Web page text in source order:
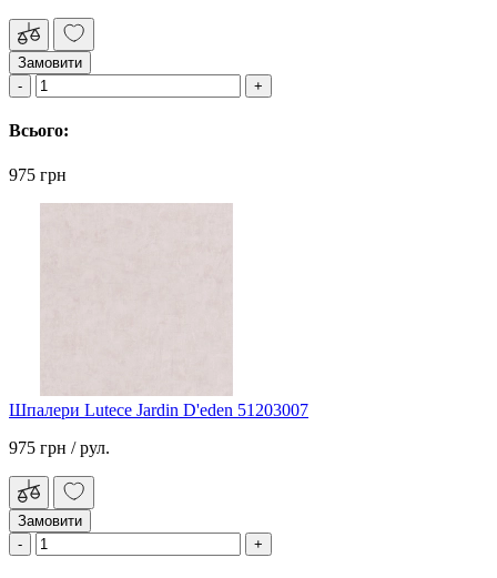
Замовити
Всього:
975 грн
Шпалери Lutece Jardin D'eden 51203007
975 грн / рул.
Замовити